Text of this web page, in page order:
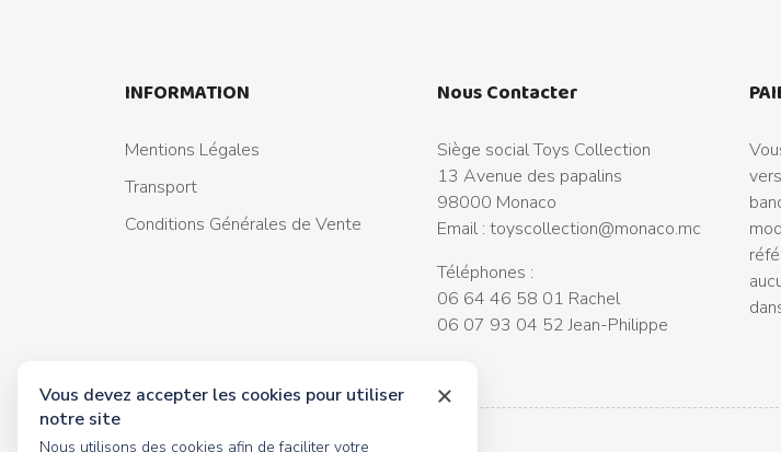
INFORMATION
Mentions Légales
Transport
Conditions Générales de Vente
Nous Contacter
Siège social Toys Collection
13 Avenue des papalins
98000 Monaco
Email : toyscollection@monaco.mc
Téléphones :
06 64 46 58 01 Rachel
06 07 93 04 52 Jean-Philippe
Vous devez accepter les cookies pour utiliser
notre site
Nous utilisons des cookies afin de faciliter votre